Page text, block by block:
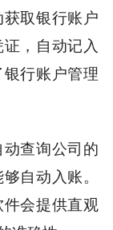
取银行账户
，自动记入
行账户管理
查询公司的
自动入账。
会提供直观